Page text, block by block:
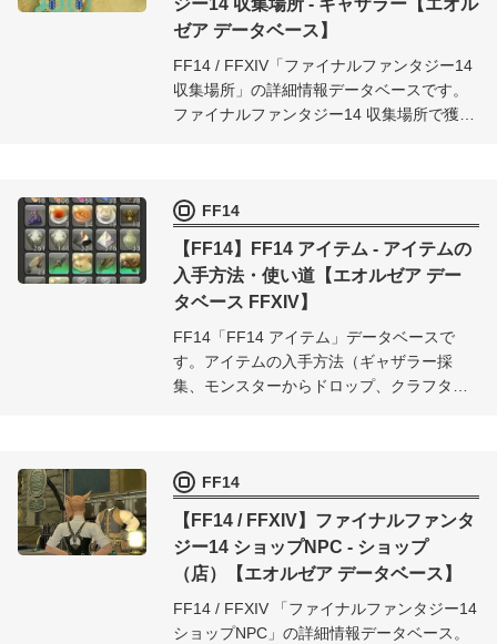
ジー14 収集場所 - ギャザラー【エオル
ゼア データベース】
FF14 / FFXIV「ファイナルファンタジー14
収集場所」の詳細情報データベースです。
ファイナルファンタジー14 収集場所で獲得
FF14
【FF14】FF14 アイテム - アイテムの
入手方法・使い道【エオルゼア デー
タベース FFXIV】
FF14「FF14 アイテム」データベースで
す。アイテムの入手方法（ギャザラー採
集、モンスターからドロップ、クラフター
FF14
【FF14 / FFXIV】ファイナルファンタ
ジー14 ショップNPC - ショップ
（店）【エオルゼア データベース】
FF14 / FFXIV 「ファイナルファンタジー14
ショップNPC」の詳細情報データベース。